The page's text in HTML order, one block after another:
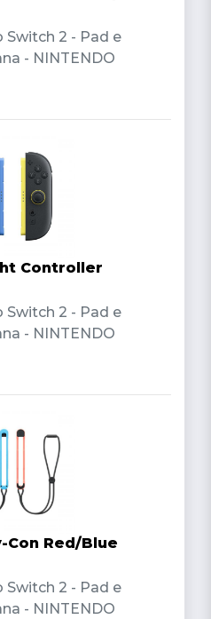
2 - Pad e
- NINTENDO
Controller
2 - Pad e
- NINTENDO
Con Red/Blue
2 - Pad e
- NINTENDO